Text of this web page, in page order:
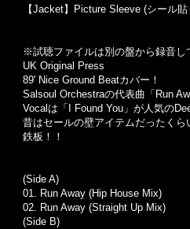
【Jacket】Picture Sleeve (シール
※試聴ファイルは別の盤から録音し
UK Original Press
89' Nice Ground Beatカバー！
Salsoul Orchestraの代表曲「Run
Vocalは「I Found You」が人気の
昔はセールの壁アイテムだったくら
鉄板！！
(Side A)
01. Run Away (Hip House Mix)
02. Run Away (Straight Up Mix)
(Side B)